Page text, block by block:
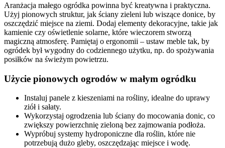
Aranżacja małego ogródka powinna być kreatywna i praktyczna.
Użyj pionowych struktur, jak ściany zieleni lub wiszące donice, by
oszczędzić miejsce na ziemi. Dodaj elementy dekoracyjne, takie jak
kamienie czy oświetlenie solarne, które wieczorem stworzą
magiczną atmosferę. Pamiętaj o ergonomii – ustaw meble tak, by
ogródek był wygodny do codziennego użytku, np. do spożywania
posiłków na świeżym powietrzu.
Użycie pionowych ogrodów w małym ogródku
Instaluj panele z kieszeniami na rośliny, idealne do uprawy
ziół i sałaty.
Wykorzystaj ogrodzenia lub ściany do mocowania donic, co
zwiększy powierzchnię zieloną bez zajmowania podłoża.
Wypróbuj systemy hydroponiczne dla roślin, które nie
potrzebują dużo gleby, oszczędzając miejsce i wodę.